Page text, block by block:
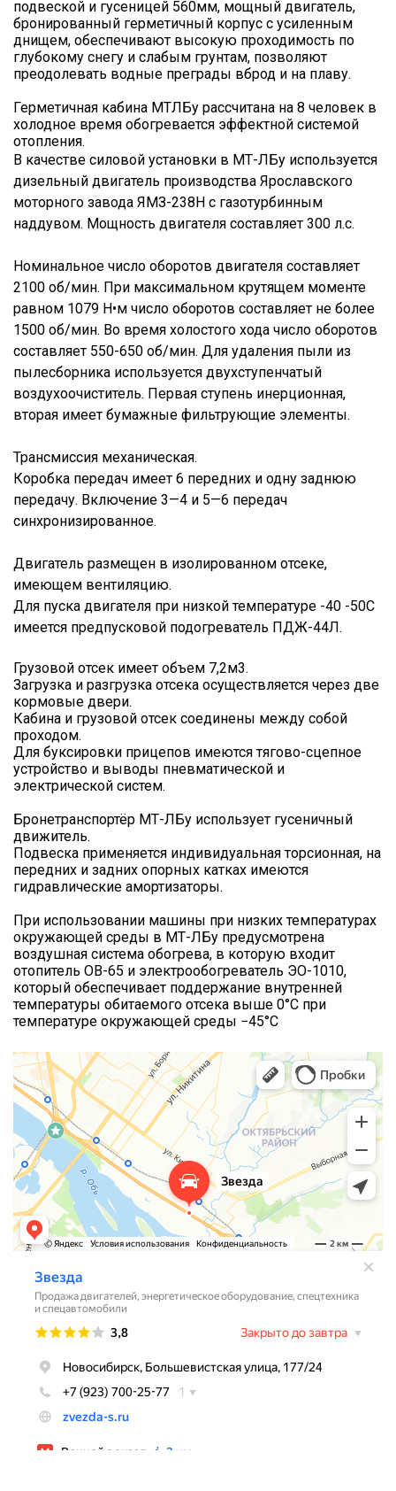
подвеской и гусеницей 560мм, мощный двигатель,
бронированный герметичный корпус с усиленным
днищем, обеспечивают высокую проходимость по
глубокому снегу и слабым грунтам, позволяют
преодолевать водные преграды вброд и на плаву.
Герметичная кабина МТЛБу рассчитана на 8 человек в
холодное время обогревается эффектной системой
отопления.
В качестве силовой установки в МТ-ЛБу используется
дизельный двигатель производства Ярославского
моторного завода ЯМЗ-238Н с газотурбинным
наддувом. Мощность двигателя составляет 300 л.с.
Номинальное число оборотов двигателя составляет
2100 об/мин. При максимальном крутящем моменте
равном 1079 Н•м число оборотов составляет не более
1500 об/мин. Во время холостого хода число оборотов
составляет 550-650 об/мин. Для удаления пыли из
пылесборника используется двухступенчатый
воздухоочиститель. Первая ступень инерционная,
вторая имеет бумажные фильтрующие элементы.
Трансмиссия механическая.
Коробка передач имеет 6 передних и одну заднюю
передачу. Включение 3—4 и 5—6 передач
синхронизированное.
Двигатель размещен в изолированном отсеке,
имеющем вентиляцию.
Для пуска двигателя при низкой температуре -40 -50С
имеется предпусковой подогреватель ПДЖ-44Л.
Грузовой отсек имеет объем 7,2м3.
Загрузка и разгрузка отсека осуществляется через две
кормовые двери.
Кабина и грузовой отсек соединены между собой
проходом.
Для буксировки прицепов имеются тягово-сцепное
устройство и выводы пневматической и
электрической систем.
Бронетранспортёр МТ-ЛБу использует гусеничный
движитель.
Подвеска применяется индивидуальная торсионная, на
передних и задних опорных катках имеются
гидравлические амортизаторы.
При использовании машины при низких температурах
окружающей среды в МТ-ЛБу предусмотрена
воздушная система обогрева, в которую входит
отопитель ОВ-65 и электрообогреватель ЭО-1010,
который обеспечивает поддержание внутренней
температуры обитаемого отсека выше 0°С при
температуре окружающей среды −45°С